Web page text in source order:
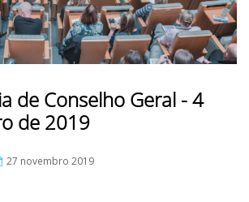
de Conselho Geral - 4
de 2019
27 novembro 2019